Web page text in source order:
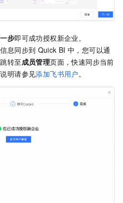
步即可成功授权新企业。
息同步到 Quick BI 中，您可以通
转至成员管理页面，快速同步当前
明请参见添加飞书用户。